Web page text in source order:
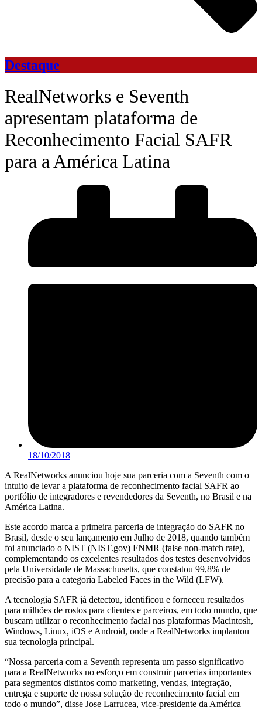
Destaque
RealNetworks e Seventh
apresentam plataforma de
Reconhecimento Facial SAFR
para a América Latina
18/10/2018
A RealNetworks anunciou hoje sua parceria com a Seventh com o
intuito de levar a plataforma de reconhecimento facial SAFR ao
portfólio de integradores e revendedores da Seventh, no Brasil e na
América Latina.
Este acordo marca a primeira parceria de integração do SAFR no
Brasil, desde o seu lançamento em Julho de 2018, quando também
foi anunciado o NIST (NIST.gov) FNMR (false non-match rate),
complementando os excelentes resultados dos testes desenvolvidos
pela Universidade de Massachusetts, que constatou 99,8% de
precisão para a categoria Labeled Faces in the Wild (LFW).
A tecnologia SAFR já detectou, identificou e forneceu resultados
para milhões de rostos para clientes e parceiros, em todo mundo, que
buscam utilizar o reconhecimento facial nas plataformas Macintosh,
Windows, Linux, iOS e Android, onde a RealNetworks implantou
sua tecnologia principal.
“Nossa parceria com a Seventh representa um passo significativo
para a RealNetworks no esforço em construir parcerias importantes
para segmentos distintos como marketing, vendas, integração,
entrega e suporte de nossa solução de reconhecimento facial em
todo o mundo”, disse Jose Larrucea, vice-presidente da América